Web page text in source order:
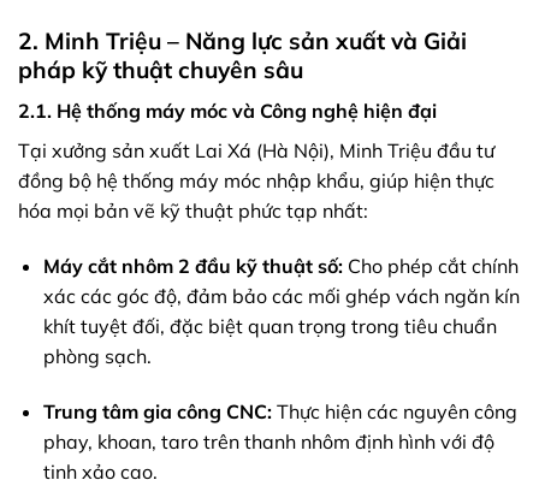
2. Minh Triệu – Năng lực sản xuất và Giải
pháp kỹ thuật chuyên sâu
2.1. Hệ thống máy móc và Công nghệ hiện đại
Tại xưởng sản xuất Lai Xá (Hà Nội), Minh Triệu đầu tư
đồng bộ hệ thống máy móc nhập khẩu, giúp hiện thực
hóa mọi bản vẽ kỹ thuật phức tạp nhất:
Máy cắt nhôm 2 đầu kỹ thuật số:Cho phép cắt chính
xác các góc độ, đảm bảo các mối ghép vách ngăn kín
khít tuyệt đối, đặc biệt quan trọng trong tiêu chuẩn
phòng sạch.
Trung tâm gia công CNC:Thực hiện các nguyên công
phay, khoan, taro trên thanh nhôm định hình với độ
tinh xảo cao.